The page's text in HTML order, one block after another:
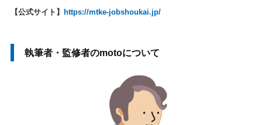
【公式サイト】 https://mtke-jobshoukai.jp/
執筆者・監修者のmotoについて